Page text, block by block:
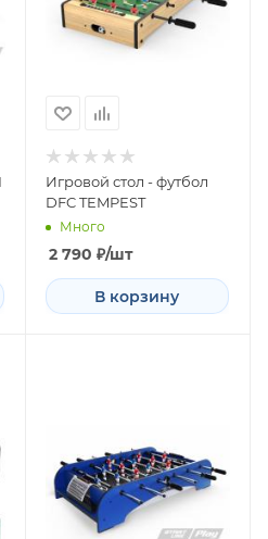
Игровой стол - футбол
DFC TEMPEST
Много
2 790 ₽/шт
В корзину